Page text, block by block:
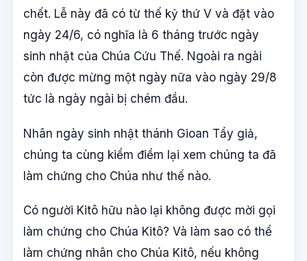
chết. Lễ này đã có từ thế kỷ thứ V và đặt vào
ngày 24/6, có nghĩa là 6 tháng trước ngày
sinh nhật của Chúa Cứu Thế. Ngoài ra ngài
còn được mừng một ngày nữa vào ngày 29/8
tức là ngày ngài bị chém đầu.
Nhân ngày sinh nhật thánh Gioan Tẩy giả,
chúng ta cùng kiểm điểm lại xem chúng ta đã
làm chứng cho Chúa như thế nào.
Có người Kitô hữu nào lại không được mời gọi
làm chứng cho Chúa Kitô? Và làm sao có thể
làm chứng nhân cho Chúa Kitô, nếu không